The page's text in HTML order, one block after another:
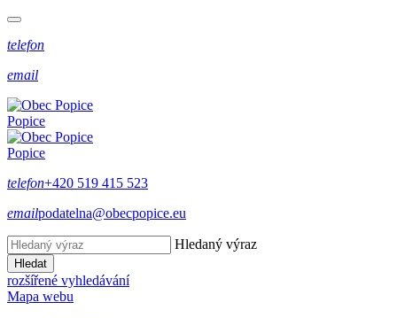
telefon
email
Popice
Popice
telefon+420 519 415 523
emailpodatelna@obecpopice.eu
Hledaný výraz
Hledat
rozšířené vyhledávání
Mapa webu